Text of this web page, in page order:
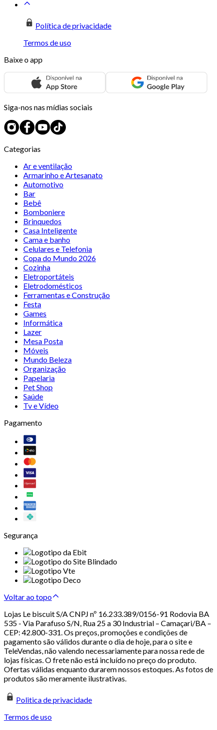
Política de privacidade
Termos de uso
Baixe o app
Siga-nos nas mídias sociais
Categorias
Ar e ventilação
Armarinho e Artesanato
Automotivo
Bar
Bebê
Bomboniere
Brinquedos
Casa Inteligente
Cama e banho
Celulares e Telefonia
Copa do Mundo 2026
Cozinha
Eletroportáteis
Eletrodomésticos
Ferramentas e Construção
Festa
Games
Informática
Lazer
Mesa Posta
Móveis
Mundo Beleza
Organização
Papelaria
Pet Shop
Saúde
Tv e Vídeo
Pagamento
Segurança
Voltar ao topo
Lojas Le biscuit S/A CNPJ nº 16.233.389/0156-91 Rodovia BA
535 - Via Parafuso S/N, Rua 25 a 30 Industrial – Camaçari/BA –
CEP: 42.800-331. Os preços, promoções e condições de
pagamento são válidos durante o dia de hoje, para o site e
TeleVendas, não valendo necessariamente para nossa rede de
lojas físicas. O frete não está incluído no preço do produto.
Ofertas válidas enquanto durarem nossos estoques. As fotos de
produtos são meramente ilustrativas.
Politica de privacidade
Termos de uso